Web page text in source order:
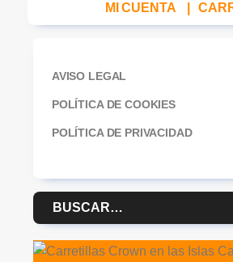
MI CUENTA
AVISO LEGAL
POLÍTICA DE COOKIES
POLÍTICA DE PRIVACIDAD
Buscar
por: